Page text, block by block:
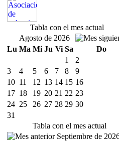
Tabla con el mes actual
Agosto de 2026
Lu Ma Mi Ju Vi Sa
Do
1
2
3
4 5 6 7 8
9
10 11 12 13 14 15 16
17 18 19 20 21 22 23
24 25 26 27 28 29 30
31
Tabla con el mes actual
Septiembre de